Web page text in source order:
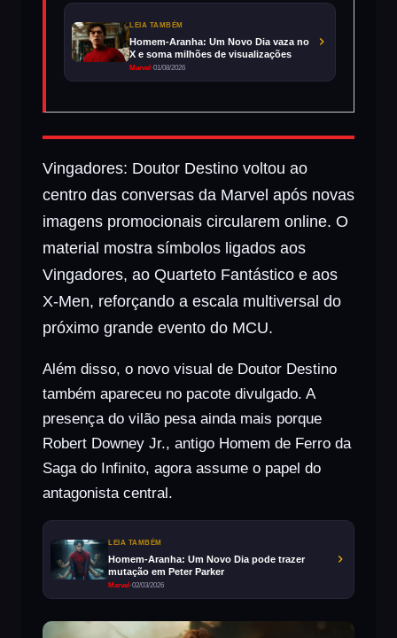
LEIA TAMBÉM
Homem-Aranha: Um Novo Dia vaza no
X e soma milhões de visualizações
Marvel ·01/08/2026
Vingadores: Doutor Destino voltou ao
centro das conversas da Marvel após novas
imagens promocionais circularem online. O
material mostra símbolos ligados aos
Vingadores, ao Quarteto Fantástico e aos
X-Men, reforçando a escala multiversal do
próximo grande evento do MCU.
Além disso, o novo visual de Doutor Destino
também apareceu no pacote divulgado. A
presença do vilão pesa ainda mais porque
Robert Downey Jr., antigo Homem de Ferro da
Saga do Infinito, agora assume o papel do
antagonista central.
LEIA TAMBÉM
Homem-Aranha: Um Novo Dia pode trazer
mutação em Peter Parker
Marvel ·02/03/2026